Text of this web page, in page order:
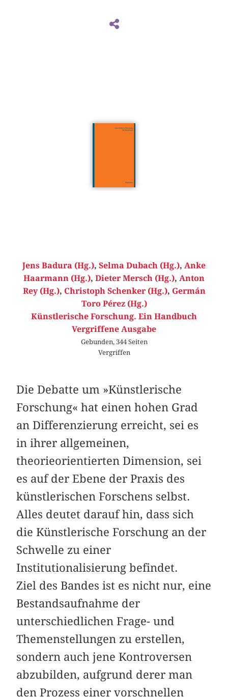
Jens Badura (Hg.), Selma Dubach (Hg.), Anke
Haarmann (Hg.), Dieter Mersch (Hg.), Anton
Rey (Hg.), Christoph Schenker (Hg.), Germán
Toro Pérez (Hg.)
Künstlerische Forschung. Ein Handbuch
Vergriffene Ausgabe
Gebunden, 344 Seiten
Vergriffen
Die Debatte um »Künstlerische
Forschung« hat einen hohen Grad
an Differenzierung erreicht, sei es
in ihrer allgemeinen,
theorieorientierten Dimension, sei
es auf der Ebene der Praxis des
künstlerischen Forschens selbst.
Alles deutet darauf hin, dass sich
die Künstlerische Forschung an der
Schwelle zu einer
Institutionalisierung befindet.
Ziel des Bandes ist es nicht nur, eine
Bestandsaufnahme der
unterschiedlichen Frage- und
Themenstellungen zu erstellen,
sondern auch jene Kontroversen
abzubilden, aufgrund derer man
den Prozess einer vorschnellen